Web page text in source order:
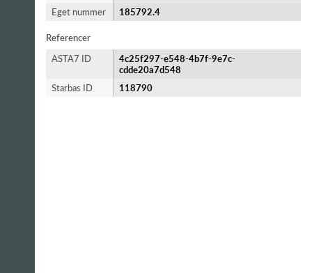
Eget nummer 185792.4
Referencer
ASTA7 ID
4c25f297-e548-4b7f-9e7c-
cdde20a7d548
Starbas ID
118790